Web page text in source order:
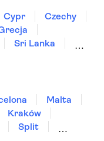
Cypr
Czechy
Sri Lanka
Malta
Kraków
Split